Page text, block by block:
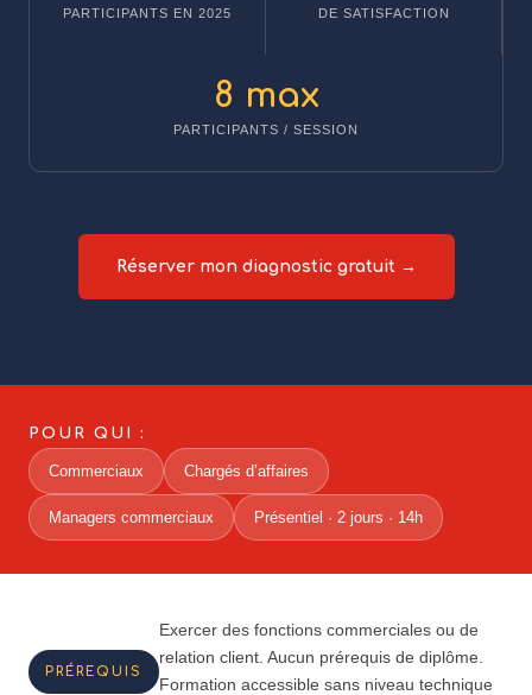
PARTICIPANTS EN 2025 DE SATISFACTION
8 max
PARTICIPANTS / SESSION
Réserver mon diagnostic gratuit →
POUR QUI :
Commerciaux Chargés d’affaires
Managers commerciaux Présentiel · 2 jours · 14h
PRÉREQUIS
Exercer des fonctions commerciales ou de
relation client. Aucun prérequis de diplôme.
Formation accessible sans niveau technique